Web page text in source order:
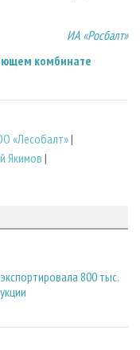
ИА «Росбалт»
комбинате
«Лесобалт»|
Якимов |
800 тыс.